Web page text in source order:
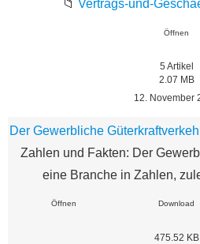
📁 Vertrags-und-
Öffnen
5 Artikel
2.07 MB
12. November
Der Gewerbliche
Zahlen und Fakten: Der
eine Branche in Zahlen,
Öffnen Download
475.52 KB